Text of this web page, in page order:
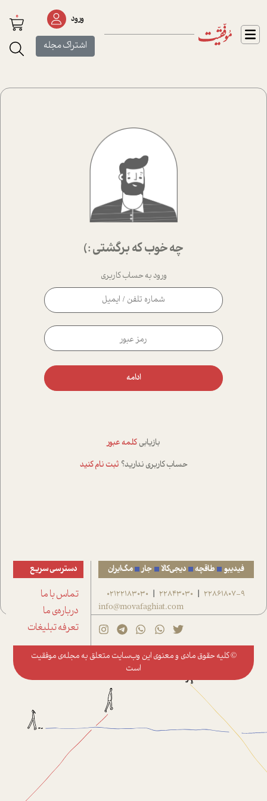
ورود
اشتراک مجله
0
چه خوب که برگشتی :)
ورود به حساب کاربری
ادامه
بازیابی کلمه عبور
حساب کاربری ندارید؟ ثبت نام کنید
فیدیبو طاقچه دیجی‌کالا جار مگ‌ایران
22861807-9
|
22843030
|
02122183030
info@movafaghiat.com
دسترسی سریع
تماس با ما
درباره‌ی ما
تعرفه تبلیغات
© کلیه حقوق مادی و معنوی این وب‌سایت متعلق به مجله‌ی موفقیت
است